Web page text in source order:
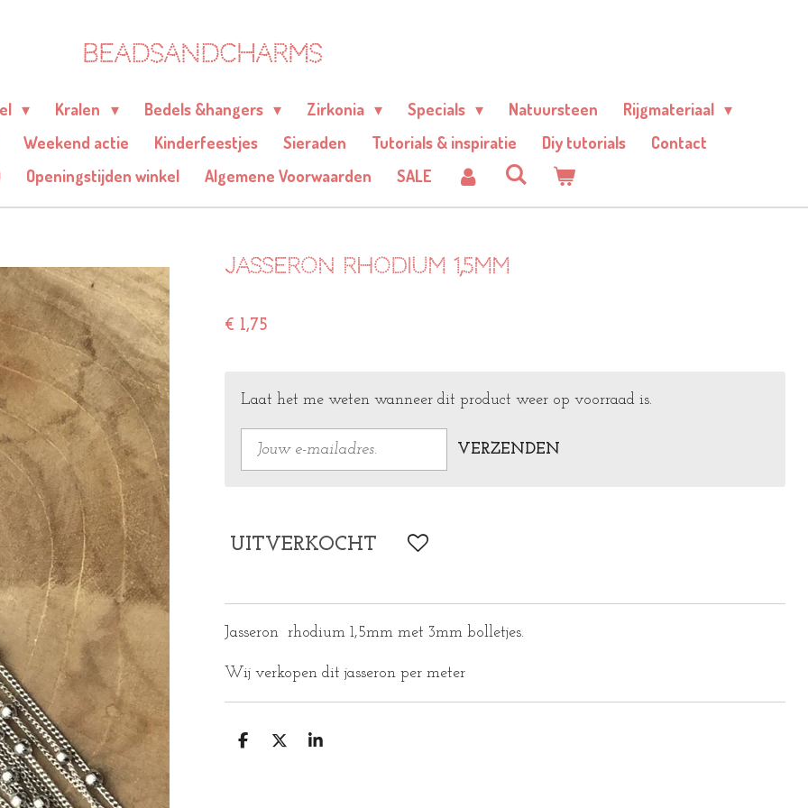
BEADSANDCHARMS
Kralen Bedels &hangers Zirkonia Specials Natuursteen
Rijgmateriaal
Weekend actie Kinderfeestjes Sieraden Tutorials & inspiratie Diy tutorials
Contact
Openingstijden winkel Algemene Voorwaarden SALE
Jasseron rhodium 1,5mm
€ 1,75
Laat het me weten wanneer dit product weer op voorraad is.
VERZENDEN
UITVERKOCHT
Jasseron rhodium 1,5mm met 3mm bolletjes.
Wij verkopen dit jasseron per meter
D
D
S